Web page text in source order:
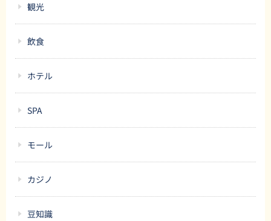
観光
飲食
ホテル
SPA
モール
カジノ
豆知識